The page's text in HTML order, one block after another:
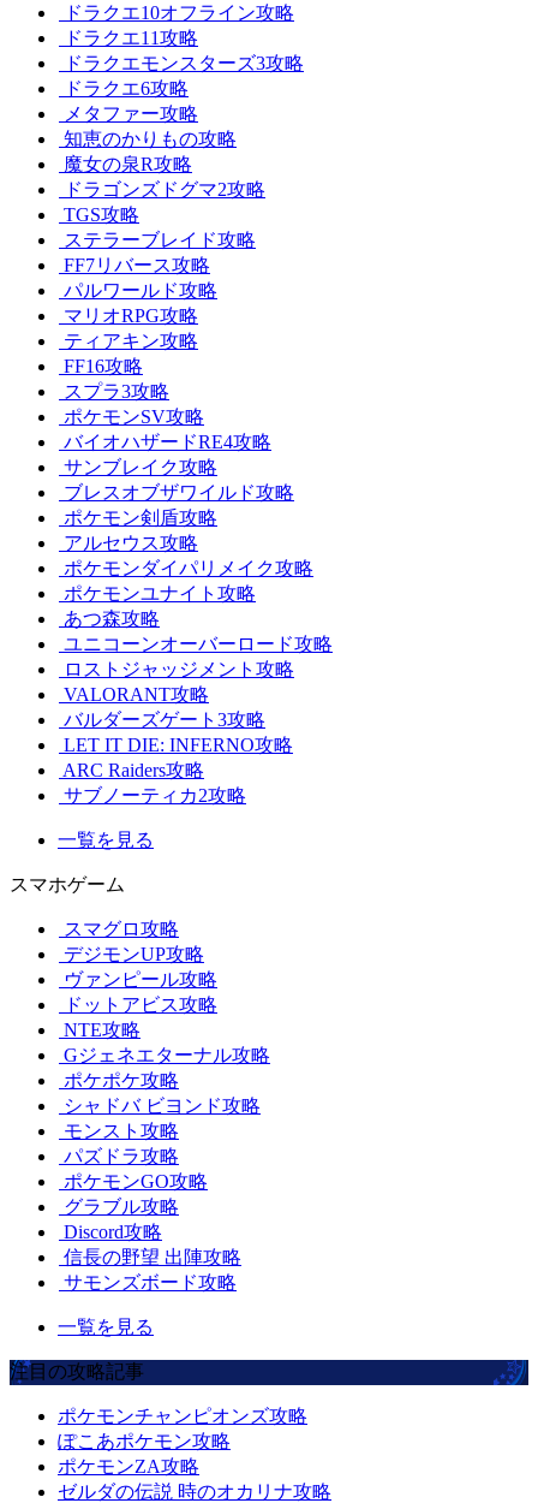
ドラクエ10オフライン攻略
ドラクエ11攻略
ドラクエモンスターズ3攻略
ドラクエ6攻略
メタファー攻略
知恵のかりもの攻略
魔女の泉R攻略
ドラゴンズドグマ2攻略
TGS攻略
ステラーブレイド攻略
FF7リバース攻略
パルワールド攻略
マリオRPG攻略
ティアキン攻略
FF16攻略
スプラ3攻略
ポケモンSV攻略
バイオハザードRE4攻略
サンブレイク攻略
ブレスオブザワイルド攻略
ポケモン剣盾攻略
アルセウス攻略
ポケモンダイパリメイク攻略
ポケモンユナイト攻略
あつ森攻略
ユニコーンオーバーロード攻略
ロストジャッジメント攻略
VALORANT攻略
バルダーズゲート3攻略
LET IT DIE: INFERNO攻略
ARC Raiders攻略
サブノーティカ2攻略
一覧を見る
スマホゲーム
スマグロ攻略
デジモンUP攻略
ヴァンピール攻略
ドットアビス攻略
NTE攻略
Gジェネエターナル攻略
ポケポケ攻略
シャドバ ビヨンド攻略
モンスト攻略
パズドラ攻略
ポケモンGO攻略
グラブル攻略
Discord攻略
信長の野望 出陣攻略
サモンズボード攻略
一覧を見る
注目の攻略記事
ポケモンチャンピオンズ攻略
ぽこあポケモン攻略
ポケモンZA攻略
ゼルダの伝説 時のオカリナ攻略